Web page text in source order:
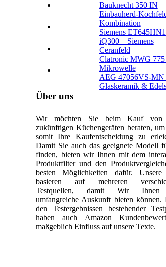
Bauknecht 350 IN
Einbauherd-
Kombination
Siemens
iQ300 – Siemens
Ceranfeld
Clatronic MWG
Mikrowelle
AEG 47056VS-MN
Glaskeramik &
Über uns
Wir möchten Sie beim Kauf von
zukünftigen Küchengeräten beraten,
somit Ihre Kaufentscheidung zu
Damit Sie auch das geeignete Modell
finden, bieten wir Ihnen mit dem
Produktfilter und den
besten Möglichkeiten dafür. Unsere
basieren auf mehreren
Testquellen, damit Wir Ihnen
umfangreiche Auskunft bieten können.
den Testergebnissen bestehender
haben auch Amazon
maßgeblich Einfluss auf unsere Texte.